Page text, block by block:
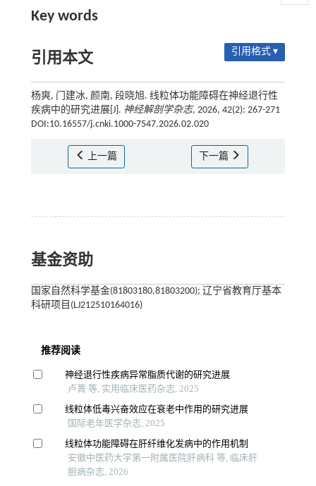
Key words
引用本文 引用格式 ▾
杨爽, 门建冰, 颜南, 段晓旭. 线粒体功能障碍在神经退行性
疾病中的研究进展[J]. 神经解剖学杂志, 2026, 42(2): 267-271
DOI:10.16557/j.cnki.1000-7547.2026.02.020
上一篇 下一篇
基金资助
国家自然科学基金(81803180,81803200); 辽宁省教育厅基本
科研项目(LJ212510164016)